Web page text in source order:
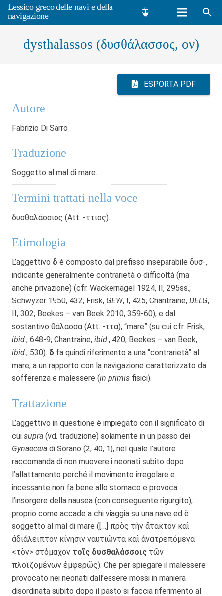
Lessico greco delle navi e della
navigazione
search
dysthalassos (δυσθάλασσος, ον)
ESPORTA PDF
Autore
Fabrizio Di Sarro
Traduzione
Soggetto al mal di mare.
Termini trattati nella voce
δυσθαλάσσιος (Att. -ττιος).
Etimologia
L’aggettivo δ è composto dal prefisso inseparabile δυσ-,
indicante generalmente contrarietà o difficoltà (ma
anche privazione) (cfr. Wackernagel 1924, II, 295ss.;
Schwyzer 1950, 432; Frisk, GEW, I, 425; Chantraine, DELG,
II, 302; Beekes – van Beek 2010, 359-60), e dal
sostantivo θάλασσα (Att. -ττα), “mare” (su cui cfr. Frisk,
ibid., 648-9; Chantraine, ibid., 420; Beekes – van Beek,
ibid., 530). δ fa quindi riferimento a una “contrarietà” al
mare, a un rapporto con la navigazione caratterizzato da
sofferenza e malessere (in primis fisici).
Trattazione
L’aggettivo in questione è impiegato con il significato di
cui supra (vd. traduzione) solamente in un passo dei
Gynaeceia di Sorano (2, 40, 1), nel quale l’autore
raccomanda di non muovere i neonati subito dopo
l’allattamento perché il movimento irregolare e
incessante non fa bene allo stomaco e provoca
l’insorgere della nausea (con conseguente rigurgito),
proprio come accade a chi viaggia su una nave ed è
soggetto al mal di mare ([…] πρὸς τὴν ἄτακτον καὶ
ἀδιάλειπτον κίνησιν ναυτιῶντα καὶ ἀνατρεπόμενα
<τὸν> στόμαχον τοῖς δυσθαλάσσοις τῶν
πλοϊζομένων ἐμφερῶς). Che per spiegare il malessere
provocato nei neonati dall’essere mossi in maniera
disordinata subito dopo il pasto si faccia riferimento al